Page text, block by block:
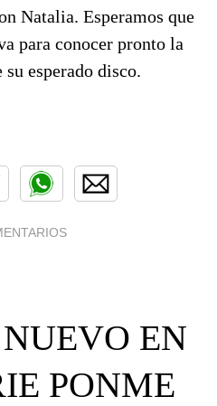
Natalia. Esperamos que
para conocer pronto la
esperado disco.
EN
PONME